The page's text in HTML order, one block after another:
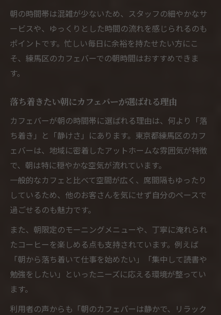
朝の時間帯は混雑が少ないため、スタッフの細やかなサ
ービスや、ゆっくりとした時間の流れを感じられるのも
ポイントです。忙しい毎日に余裕を持たせたい方にこ
そ、練馬区のカフェバーでの朝時間はおすすめできま
す。
落ち着きたい朝にカフェバーが選ばれる理由
カフェバーが朝の時間帯に選ばれる理由は、何より「落
ち着き」と「静けさ」にあります。東京都練馬区のカフ
ェバーは、地域に密着したアットホームな雰囲気が特徴
で、朝は特に穏やかな空気が流れています。
一般的なカフェと比べて空間が広く、席間隔もゆったり
しているため、他のお客さんを気にせず自分のペースで
過ごせるのも魅力です。
また、朝限定のモーニングメニューや、丁寧に淹れられ
たコーヒーを楽しめる点も支持されています。例えば
「朝から落ち着いて仕事を始めたい」「集中して読書や
勉強をしたい」といったニーズに応える環境が整ってい
ます。
利用者の声からも「朝のカフェバーは静かで、リラック